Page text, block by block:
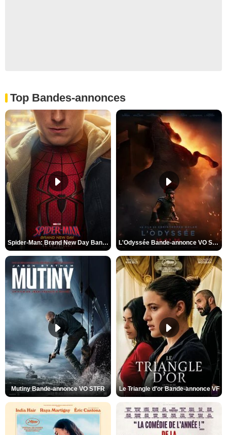
Top Bandes-annonces
Spider-Man: Brand New Day Bande-annonce VO STFR L'Odyssée Bande-annonce VO STFR
Mutiny Bande-annonce VO STFR Le Triangle d'or Bande-annonce VF